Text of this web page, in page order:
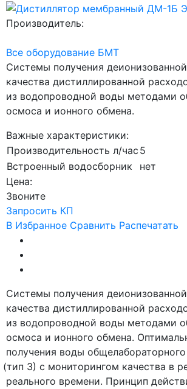
Производитель:
Все оборудование БМТ
Системы получения
качества дистиллированной
из водопроводной воды методами
осмоса и ионного обмена.
Важные характеристики:
Производительность л/час 5
Встроенный водосборник
нет
Цена:
Звоните
Запросить КП
В Избранное Сравнить Распечатать
Системы получения
качества дистиллированной
из водопроводной воды методами
осмоса и ионного обмена.
получения воды общелабораторного
(тип 3) с мониторингом качества в
реального времени. Принцип